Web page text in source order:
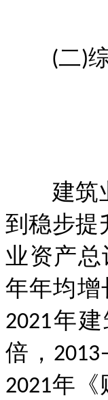
(二)综
建筑业
到稳步提
业资产总
年年均增
2021年
倍，
2021年